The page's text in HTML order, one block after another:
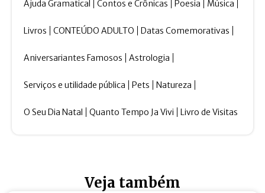
Ajuda Gramatical Contos e Crônicas Poesia Música
Livros CONTEÚDO ADULTO Datas Comemorativas
Aniversariantes Famosos Astrologia
Serviços e utilidade pública Pets Natureza
O Seu Dia Natal Quanto Tempo Ja Vivi Livro de Visitas
Veja também